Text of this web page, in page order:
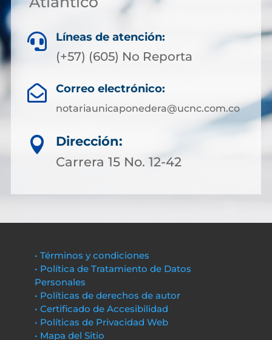
 Líneas de atención:
(+57) (605) No Reporta
 Correo electrónico:
notariaunicaponedera@ucnc.com.co

Dirección:
Carrera 15 No. 12-42
• Términos y condiciones
• Política de Tratamiento de Datos
Personales
• Políticas de derechos de autor
• Certificado de Accesibilidad
• Políticas de Privacidad Web
• Mapa del Sitio